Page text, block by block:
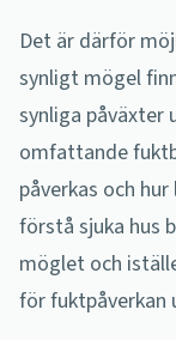
Det är därför
synligt mögel
synliga påväxter
omfattande
påverkas och
förstå sjuka hus
möglet och
för fuktpåverkan